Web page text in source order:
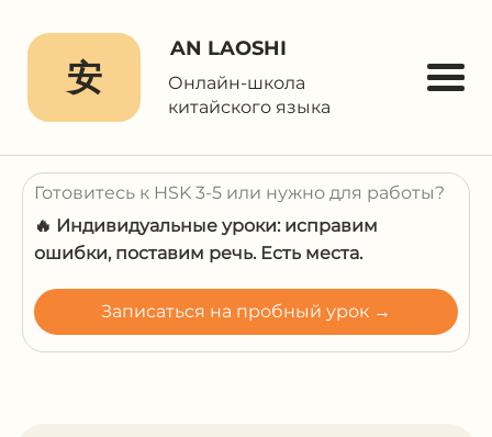
安
AN LAOSHI
Онлайн-школа
китайского языка
Готовитесь к HSK 3-5 или нужно для работы?
🔥 Индивидуальные уроки: исправим
ошибки, поставим речь. Есть места.
Записаться на пробный урок →